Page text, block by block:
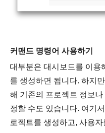
커맨드 명령어 사용하기
대부분은 대시보드를 이용
를 생성하면 됩니다. 하지
해 기존의 프로젝트 정보
정할 수도 있습니다. 여기
로젝트를 생성하고, 사용자